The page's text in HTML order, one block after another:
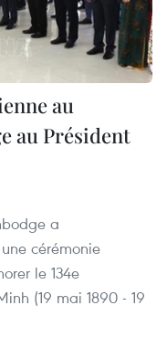
au
au Président
a
cérémonie
le 134e
(19 mai 1890 - 19